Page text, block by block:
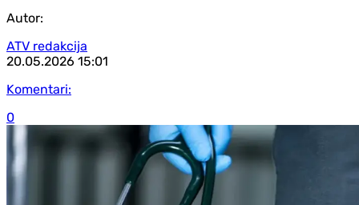
Autor:
ATV redakcija
20.05.2026 15:01
Komentari:
0